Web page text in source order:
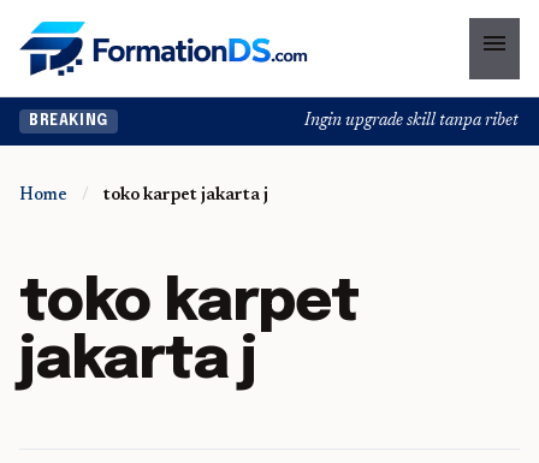
menu
BREAKING Ingin upgrade skill tanpa ribet?
Home / toko karpet jakarta j
toko karpet
jakarta j